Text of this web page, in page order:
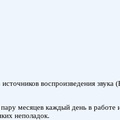
воспроизведения звука
месяцев каждый день в работе
неполадок.